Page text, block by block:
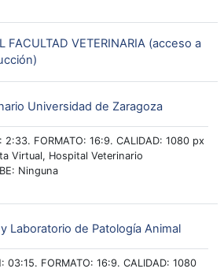
FACULTAD VETERINARIA (acceso a
Universidad de ZaragozaURL
2:33. FORMATO: 16:9. CALIDAD: 1080 px
Virtual, Hospital Veterinario
Ninguna
Laboratorio de Patología AnimalURL
03:15. FORMATO: 16:9. CALIDAD: 1080